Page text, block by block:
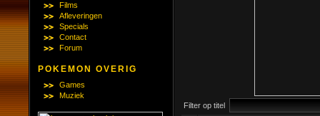
Films
Afleveringen
Specials
Contact
Forum
POKEMON OVERIG
Games
Muziek
Filter op titel